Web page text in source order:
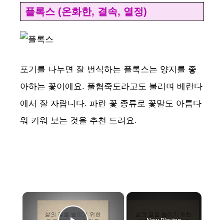
플록스 (온화한, 결속, 열정)
포기를 나누면 잘 번식하는 플록스는 양지를 좋
아하는 꽃이에요. 풀협죽도라고도 불리며 베란다
에서 잘 자랍니다. 파란 꽃 종류로 꽃말도 아름다
워 키워 보는 것을 추천 드려요.
×